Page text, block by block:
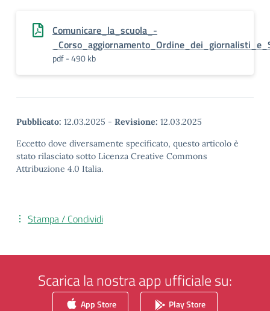
Comunicare_la_scuola_-
pdf - 490 kb
Pubblicato: 12.03.2025 - Revisione: 12.03.2025
Eccetto dove diversamente specificato, questo articolo è
stato rilasciato sotto Licenza Creative Commons
Attribuzione 4.0 Italia.
Stampa / Condividi
Scarica la nostra app ufficiale su:
App Store Play Store